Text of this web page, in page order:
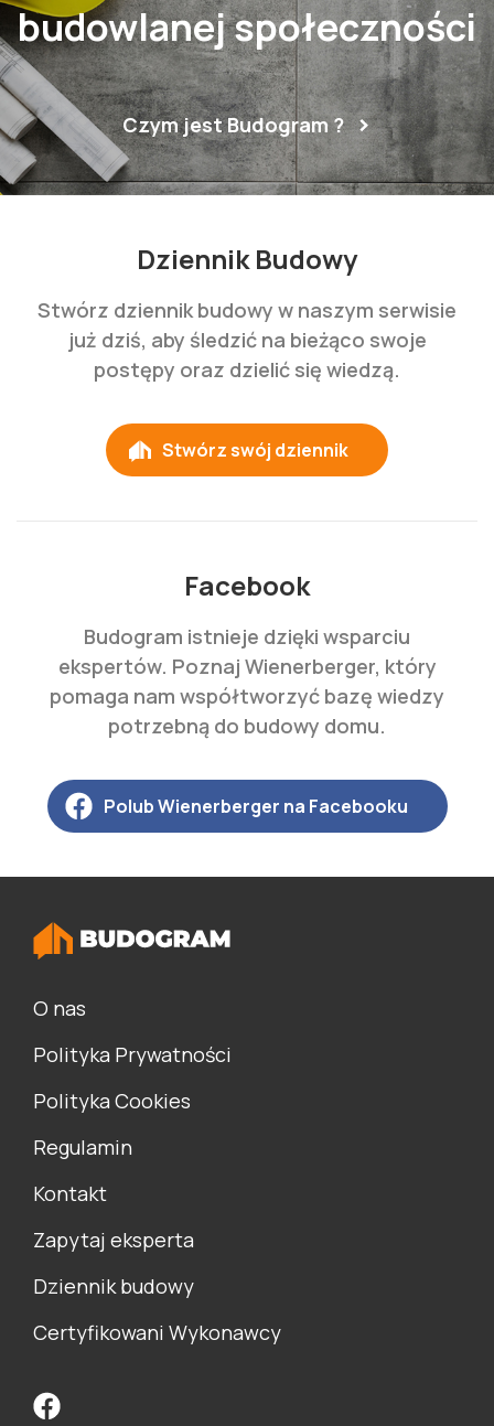
budowlanej społeczności
Czym jest Budogram ?
Dziennik Budowy
Stwórz dziennik budowy w naszym serwisie
już dziś, aby śledzić na bieżąco swoje
postępy oraz dzielić się wiedzą.
Stwórz swój dziennik
Facebook
Budogram istnieje dzięki wsparciu
ekspertów. Poznaj Wienerberger, który
pomaga nam współtworzyć bazę wiedzy
potrzebną do budowy domu.
Polub Wienerberger na Facebooku
O nas
Polityka Prywatności
Polityka Cookies
Regulamin
Kontakt
Zapytaj eksperta
Dziennik budowy
Certyfikowani Wykonawcy